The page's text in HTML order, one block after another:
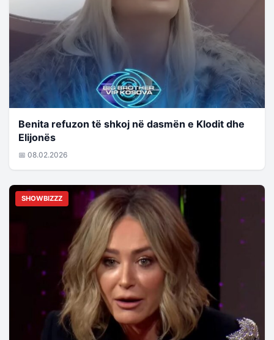
Benita refuzon të shkoj në dasmën e Klodit dhe
Elijonës
📅 08.02.2026
SHOWBIZZZ